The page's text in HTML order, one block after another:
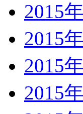
2015
2015
2015
2015